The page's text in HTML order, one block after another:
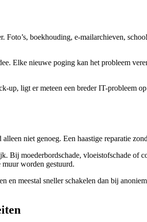
Foto’s, boekhouding, e-mailarchieven,
Elke nieuwe poging kan het probleem
up, ligt er meteen een breder IT-probleem
niet genoeg. Een haastige reparatie
moederbordschade, vloeistofschade of
worden gestuurd.
meestal sneller schakelen dan bij